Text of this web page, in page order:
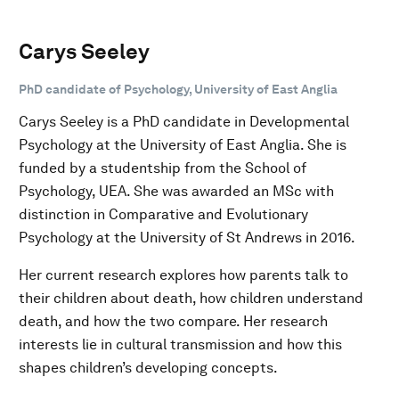
Carys Seeley
PhD candidate of Psychology, University of East Anglia
Carys Seeley is a PhD candidate in Developmental
Psychology at the University of East Anglia. She is
funded by a studentship from the School of
Psychology, UEA. She was awarded an MSc with
distinction in Comparative and Evolutionary
Psychology at the University of St Andrews in 2016.
Her current research explores how parents talk to
their children about death, how children understand
death, and how the two compare. Her research
interests lie in cultural transmission and how this
shapes children’s developing concepts.